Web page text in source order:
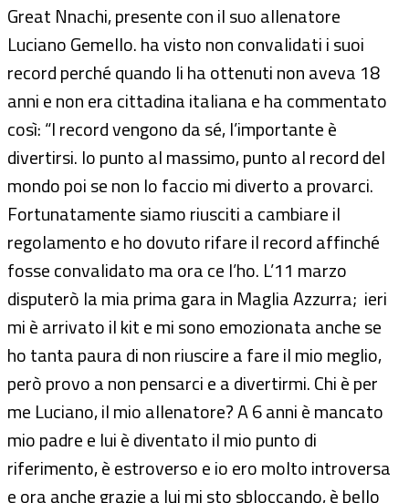
Great Nnachi, presente con il suo allenatore
Luciano Gemello. ha visto non convalidati i suoi
record perché quando li ha ottenuti non aveva 18
anni e non era cittadina italiana e ha commentato
così: “I record vengono da sé, l’importante è
divertirsi. Io punto al massimo, punto al record del
mondo poi se non lo faccio mi diverto a provarci.
Fortunatamente siamo riusciti a cambiare il
regolamento e ho dovuto rifare il record affinché
fosse convalidato ma ora ce l’ho. L’11 marzo
disputerò la mia prima gara in Maglia Azzurra; ieri
mi è arrivato il kit e mi sono emozionata anche se
ho tanta paura di non riuscire a fare il mio meglio,
però provo a non pensarci e a divertirmi. Chi è per
me Luciano, il mio allenatore? A 6 anni è mancato
mio padre e lui è diventato il mio punto di
riferimento, è estroverso e io ero molto introversa
e ora anche grazie a lui mi sto sbloccando, è bello